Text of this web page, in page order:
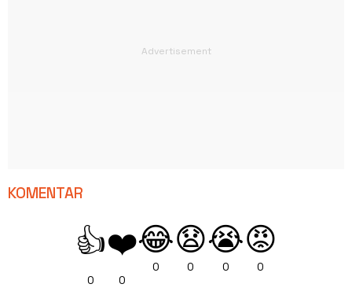
KOMENTAR
👍
0
❤️
0
😂
0
😧
0
😭
0
😡
0